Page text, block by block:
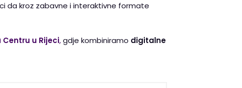
da kroz zabavne i interaktivne formate
u Rijeci,gdje kombiniramo digitalne